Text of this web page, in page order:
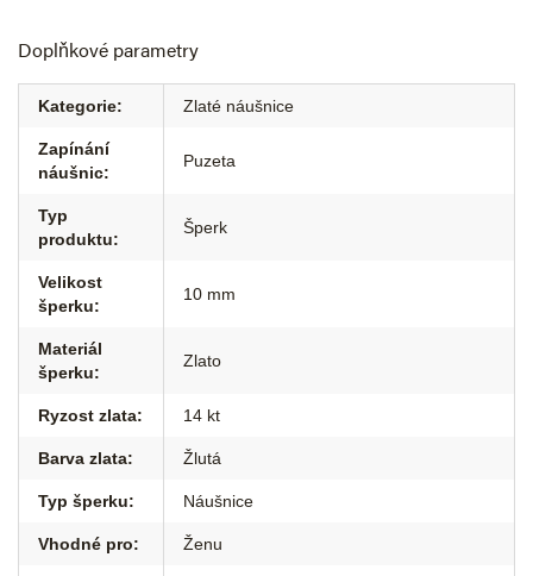
Doplňkové parametry
Kategorie: Zlaté náušnice
Zapínání
náušnic:
Puzeta
Typ
produktu:
Šperk
Velikost
šperku:
10 mm
Materiál
šperku:
Zlato
Ryzost zlata: 14 kt
Barva zlata: Žlutá
Typ šperku: Náušnice
Vhodné pro: Ženu